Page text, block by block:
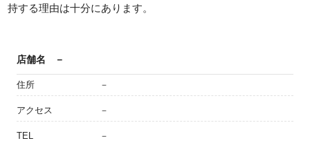
持する理由は十分にあります。
店舗名 －
住所 －
アクセス －
TEL －